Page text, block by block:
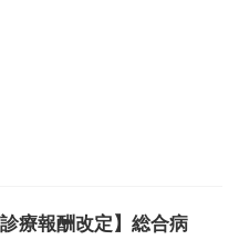
診療報酬改定】総合病